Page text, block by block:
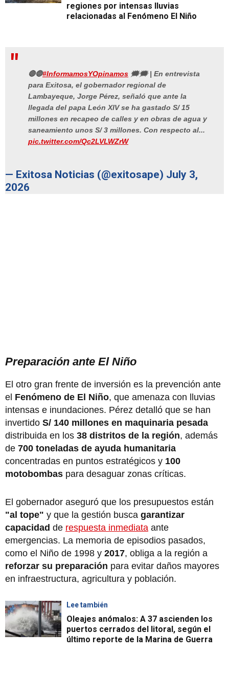
regiones por intensas lluvias
relacionadas al Fenómeno El Niño
🔴🔵#InformamosYOpinamos 🗯️🗯️ | En entrevista
para Exitosa, el gobernador regional de
Lambayeque, Jorge Pérez, señaló que ante la
llegada del papa León XIV se ha gastado S/ 15
millones en recapeo de calles y en obras de agua y
saneamiento unos S/ 3 millones. Con respecto al...
pic.twitter.com/Qc2LVLWZrW
— Exitosa Noticias (@exitosape) July 3,
2026
Preparación ante El Niño
El otro gran frente de inversión es la prevención ante
el Fenómeno de El Niño, que amenaza con lluvias
intensas e inundaciones. Pérez detalló que se han
invertido S/ 140 millones en maquinaria pesada
distribuida en los 38 distritos de la región, además
de 700 toneladas de ayuda humanitaria
concentradas en puntos estratégicos y 100
motobombas para desaguar zonas críticas.
El gobernador aseguró que los presupuestos están
"al tope" y que la gestión busca garantizar
capacidad de respuesta inmediata ante
emergencias. La memoria de episodios pasados,
como el Niño de 1998 y 2017, obliga a la región a
reforzar su preparación para evitar daños mayores
en infraestructura, agricultura y población.
Lee también
Oleajes anómalos: A 37 ascienden los
puertos cerrados del litoral, según el
último reporte de la Marina de Guerra